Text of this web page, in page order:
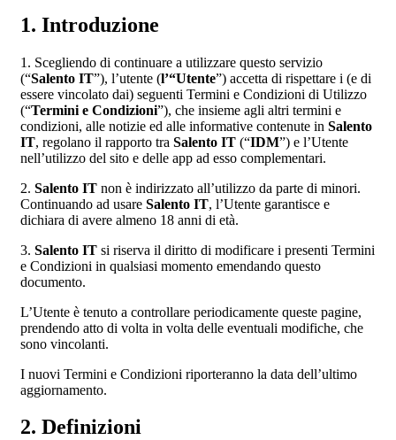
1. Introduzione
1. Scegliendo di continuare a utilizzare questo servizio
(“Salento IT”), l’utente (l’“Utente”) accetta di rispettare i (e di
essere vincolato dai) seguenti Termini e Condizioni di Utilizzo
(“Termini e Condizioni”), che insieme agli altri termini e
condizioni, alle notizie ed alle informative contenute in Salento
IT, regolano il rapporto tra Salento IT (“IDM”) e l’Utente
nell’utilizzo del sito e delle app ad esso complementari.
2. Salento IT non è indirizzato all’utilizzo da parte di minori.
Continuando ad usare Salento IT, l’Utente garantisce e
dichiara di avere almeno 18 anni di età.
3. Salento IT si riserva il diritto di modificare i presenti Termini
e Condizioni in qualsiasi momento emendando questo
documento.
L’Utente è tenuto a controllare periodicamente queste pagine,
prendendo atto di volta in volta delle eventuali modifiche, che
sono vincolanti.
I nuovi Termini e Condizioni riporteranno la data dell’ultimo
aggiornamento.
2. Definizioni